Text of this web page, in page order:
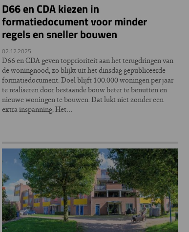
D66 en CDA kiezen in
formatiedocument voor minder
regels en sneller bouwen
02.12.2025
D66 en CDA geven topprioriteit aan het terugdringen van
de woningnood, zo blijkt uit het dinsdag gepubliceerde
formatiedocument. Doel blijft 100.000 woningen per jaar
te realiseren door bestaande bouw beter te benutten en
nieuwe woningen te bouwen. Dat lukt niet zonder een
extra inspanning. Het…